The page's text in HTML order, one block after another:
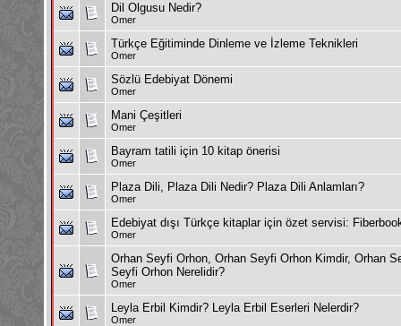
Dil Olgusu Nedir?
Omer
Türkçe Eğitiminde Dinleme ve İzleme Teknikleri
Omer
Sözlü Edebiyat Dönemi
Omer
Mani Çeşitleri
Omer
Bayram tatili için 10 kitap önerisi
Omer
Plaza Dili, Plaza Dili Nedir? Plaza Dili Anlamları?
Omer
Edebiyat dışı Türkçe kitaplar için özet servisi:
Omer
Orhan Seyfi Orhon, Orhan Seyfi Orhon Kimdir, Orhan
Seyfi Orhon Nerelidir?
Omer
Leyla Erbil Kimdir? Leyla Erbil Eserleri Nelerdir?
Omer